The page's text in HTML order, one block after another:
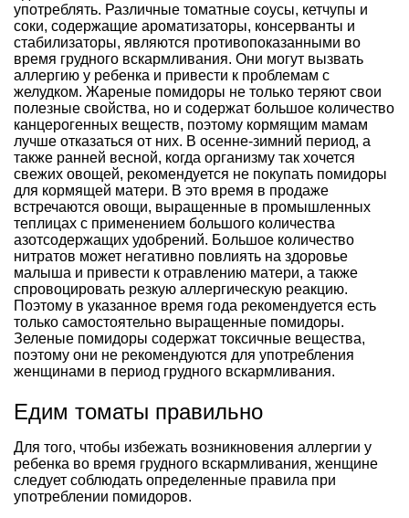
употреблять. Различные томатные соусы, кетчупы и
соки, содержащие ароматизаторы, консерванты и
стабилизаторы, являются противопоказанными во
время грудного вскармливания. Они могут вызвать
аллергию у ребенка и привести к проблемам с
желудком. Жареные помидоры не только теряют свои
полезные свойства, но и содержат большое количество
канцерогенных веществ, поэтому кормящим мамам
лучше отказаться от них. В осенне-зимний период, а
также ранней весной, когда организму так хочется
свежих овощей, рекомендуется не покупать помидоры
для кормящей матери. В это время в продаже
встречаются овощи, выращенные в промышленных
теплицах с применением большого количества
азотсодержащих удобрений. Большое количество
нитратов может негативно повлиять на здоровье
малыша и привести к отравлению матери, а также
спровоцировать резкую аллергическую реакцию.
Поэтому в указанное время года рекомендуется есть
только самостоятельно выращенные помидоры.
Зеленые помидоры содержат токсичные вещества,
поэтому они не рекомендуются для употребления
женщинами в период грудного вскармливания.
Едим томаты правильно
Для того, чтобы избежать возникновения аллергии у
ребенка во время грудного вскармливания, женщине
следует соблюдать определенные правила при
употреблении помидоров.